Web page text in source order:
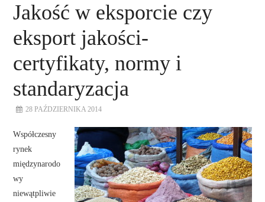
KONTAKT
Jakość w eksporcie czy
eksport jakości-
certyfikaty, normy i
standaryzacja
28 PAŹDZIERNIKA 2014
Współczesny
rynek
międzynarodo
wy
niewątpliwie